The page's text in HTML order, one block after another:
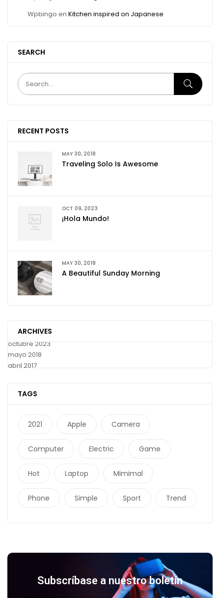
Wpbingo en Kitchen inspired on Japanese
SEARCH
RECENT POSTS
MAY 30, 2018
Traveling Solo Is Awesome
OCT 09, 2023
¡Hola Mundo!
MAY 30, 2018
A Beautiful Sunday Morning
ARCHIVES
octubre 2023
mayo 2018
abril 2017
TAGS
2021 Apple Camera
Computer Electric Game
Hot Laptop Mimimal
Phone Simple Sport Trend
Subscríbase a nuestro boletín